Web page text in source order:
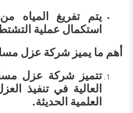
يتم تفريغ المياه
استكمال عملية
أهم ما يميز شركة عزل
تتميز شركة عزل
العالية في تنفيذ
العلمية الحديثة.